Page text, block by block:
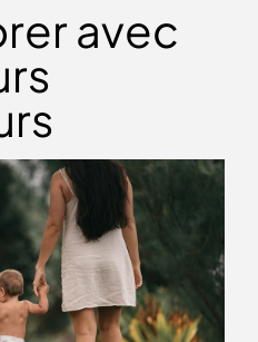
avec